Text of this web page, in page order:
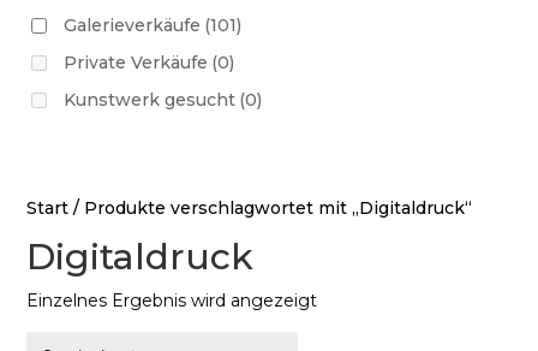
Start / Produkte verschlagwortet mit „Digitaldruck“
Digitaldruck
Einzelnes Ergebnis wird angezeigt
Galerieverkäufe (101)
Private Verkäufe (0)
Kunstwerk gesucht (0)